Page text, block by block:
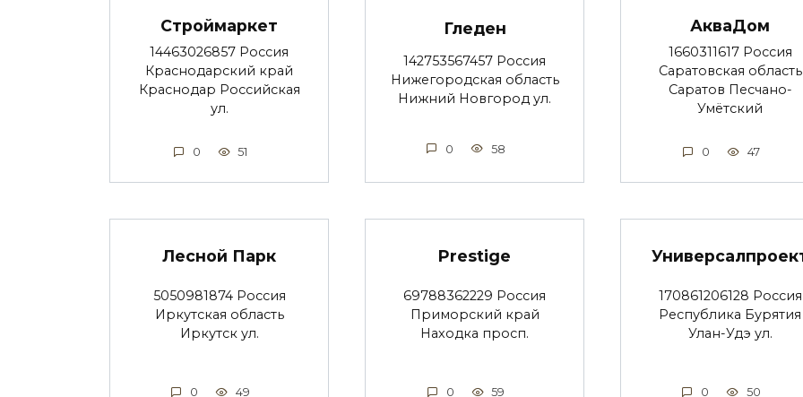
Строймаркет
14463026857 Россия
Краснодарский край
Краснодар Российская
ул.
0 51
Гледен
142753567457 Россия
Нижегородская область
Нижний Новгород ул.
0 58
АкваДом
1660311617 Россия
Саратовская область
Саратов Песчано-
Умётский
0 47
Лесной Парк
5050981874 Россия
Иркутская область
Иркутск ул.
0 49
Prestige
69788362229 Россия
Приморский край
Находка просп.
0 59
170861206128 Россия
Республика Бурятия
Улан-Удэ ул.
0 50